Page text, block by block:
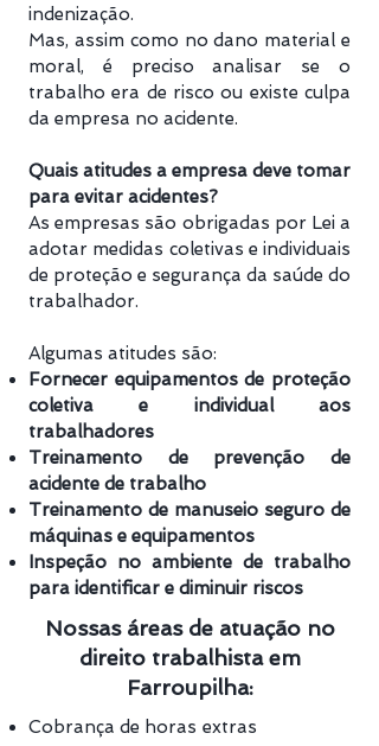
indenização.
Mas, assim como no dano material e
moral, é preciso analisar se o
trabalho era de risco ou existe culpa
da empresa no acidente.
Quais atitudes a empresa deve tomar
para evitar acidentes?
As empresas são obrigadas por Lei a
adotar medidas coletivas e individuais
de proteção e segurança da saúde do
trabalhador.
Algumas atitudes são:
Fornecer equipamentos de proteção
coletiva e individual aos
trabalhadores
Treinamento de prevenção de
acidente de trabalho
Treinamento de manuseio seguro de
máquinas e equipamentos
Inspeção no ambiente de trabalho
para identificar e diminuir riscos
Nossas áreas de atuação no
direito trabalhista em
Farroupilha:
Cobrança de horas extras